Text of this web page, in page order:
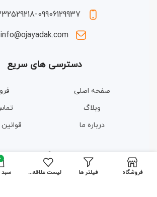
09906129937
info@ojayadak.com
دسترسی های سریع
صفحه اصلی
وبلاگ
درباره ما
مجوزها و گواهینامه ها
فروشگاه فیلتر ها لیست علاقه مندی ها
0
سبد